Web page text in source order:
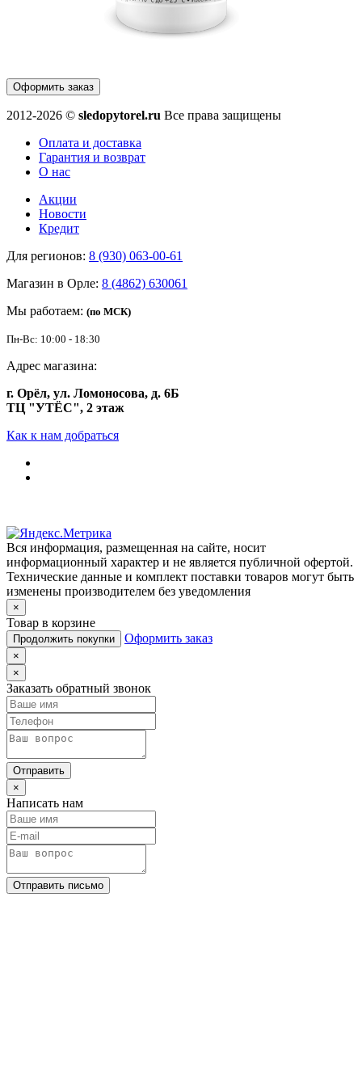
Оформить заказ
2012-2026 © sledopytorel.ru Все права защищены
Оплата и доставка
Гарантия и возврат
О нас
Акции
Новости
Кредит
Для регионов: 8 (930) 063-00-61
Магазин в Орле: 8 (4862) 630061
Мы работаем: (по МСК)
Пн-Вс: 10:00 - 18:30
Адрес магазина:
г. Орёл, ул. Ломоносова, д. 6Б
ТЦ "УТЁС", 2 этаж
Как к нам добраться
Вся информация, размещенная на сайте, носит
информационный характер и не является публичной офертой.
Технические данные и комплект поставки товаров могут быть
изменены производителем без уведомления
×
Товар в корзине
Продолжить покупки Оформить заказ
×
×
Заказать обратный звонок
Отправить
×
Написать нам
Отправить письмо